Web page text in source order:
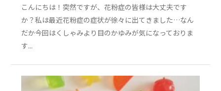
こんにちは！突然ですが、花粉症の皆様は大丈夫です
か？私は最近花粉症の症状が徐々に出てきました…なん
だか今回はくしゃみより目のかゆみが気になっておりま
す...